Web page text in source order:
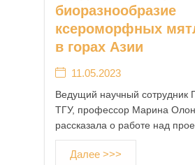
биоразнообразие
ксероморфных
в горах Азии
11.05.2023
Ведущий научный сотрудник
ТГУ, профессор Марина
рассказала о работе над
Далее >>>